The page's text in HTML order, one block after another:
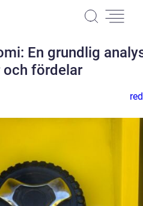
En grundlig
och fördelar